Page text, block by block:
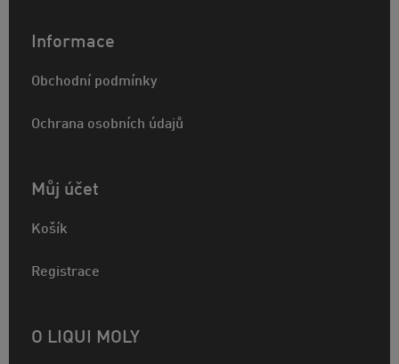
Informace
Obchodní podmínky
Ochrana osobních údajů
Můj účet
Košík
Registrace
O LIQUI MOLY